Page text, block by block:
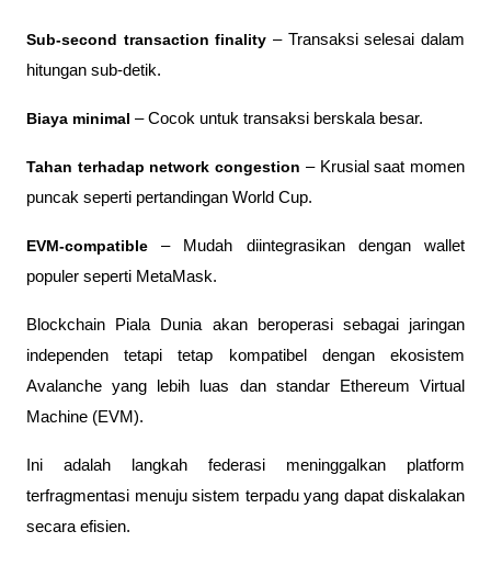
Sub-second transaction finality – Transaksi selesai dalam
hitungan sub-detik.
Biaya minimal – Cocok untuk transaksi berskala besar.
Tahan terhadap network congestion – Krusial saat momen
puncak seperti pertandingan World Cup.
EVM-compatible – Mudah diintegrasikan dengan wallet
populer seperti MetaMask.
Blockchain Piala Dunia akan beroperasi sebagai jaringan
independen tetapi tetap kompatibel dengan ekosistem
Avalanche yang lebih luas dan standar Ethereum Virtual
Machine (EVM).
Ini adalah langkah federasi meninggalkan platform
terfragmentasi menuju sistem terpadu yang dapat diskalakan
secara efisien.